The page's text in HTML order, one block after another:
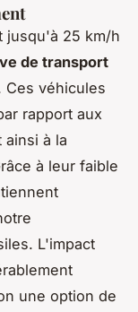
jusqu'à 25 km/h
de transport
Ces véhicules
rapport aux
à la
à leur faible
L'impact
une option de